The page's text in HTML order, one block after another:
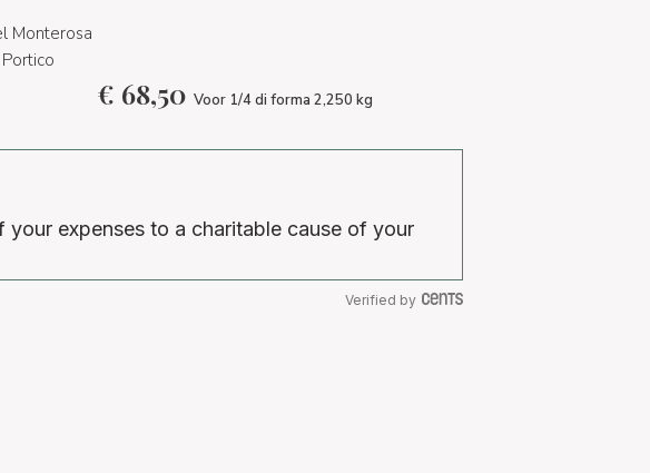
Monterosa
€ 68,50 Voor 1/4 di forma 2,250 kg
expenses to a charitable cause of your
Verified by